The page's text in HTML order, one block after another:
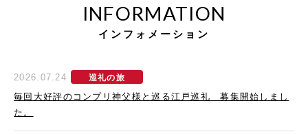
INFORMATION
インフォメーション
2026.07.24 巡礼の旅
毎回大好評のコンプリ神父様と巡る江戸巡礼 募集開始しまし
た。